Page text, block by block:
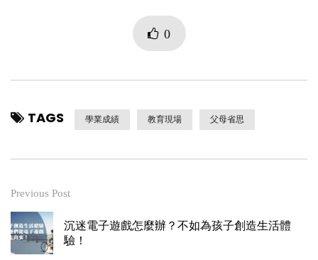
0
TAGS 學業成績 教育現場 父母省思
Previous Post
沉迷電子遊戲怎麼辦？不如為孩子創造生活體
驗！